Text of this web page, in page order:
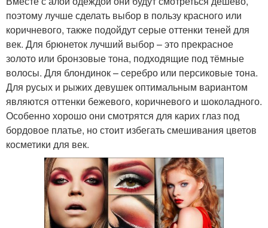
поэтому лучше сделать выбор в пользу красного или
коричневого, также подойдут серые оттенки теней для
век. Для брюнеток лучший выбор – это прекрасное
золото или бронзовые тона, подходящие под тёмные
волосы. Для блондинок – серебро или персиковые тона.
Для русых и рыжих девушек оптимальным вариантом
являются оттенки бежевого, коричневого и шоколадного.
Особенно хорошо они смотрятся для карих глаз под
бордовое платье, но стоит избегать смешивания цветов
косметики для век.